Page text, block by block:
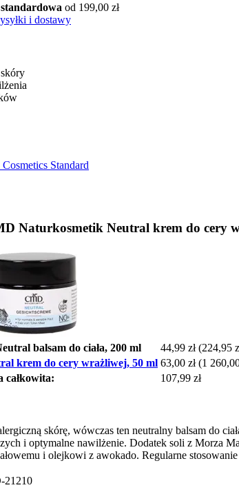
od 199,00 zł
i dostawy
Standard
Naturkosmetik Neutral krem do cery
balsam do ciała, 200 ml 44,99 zł (224,95
krem do cery wrażliwej, 50 ml 63,00 zł (1
całkowita:
107,99 zł
skórę, wówczas ten neutralny balsam do
i optymalne nawilżenie. Dodatek soli z Morza
i olejkowi z awokado. Regularne
21210